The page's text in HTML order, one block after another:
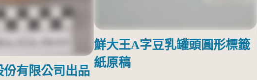
份有限公司出品
鮮大王A字豆乳罐頭圓形標籤
紙原稿